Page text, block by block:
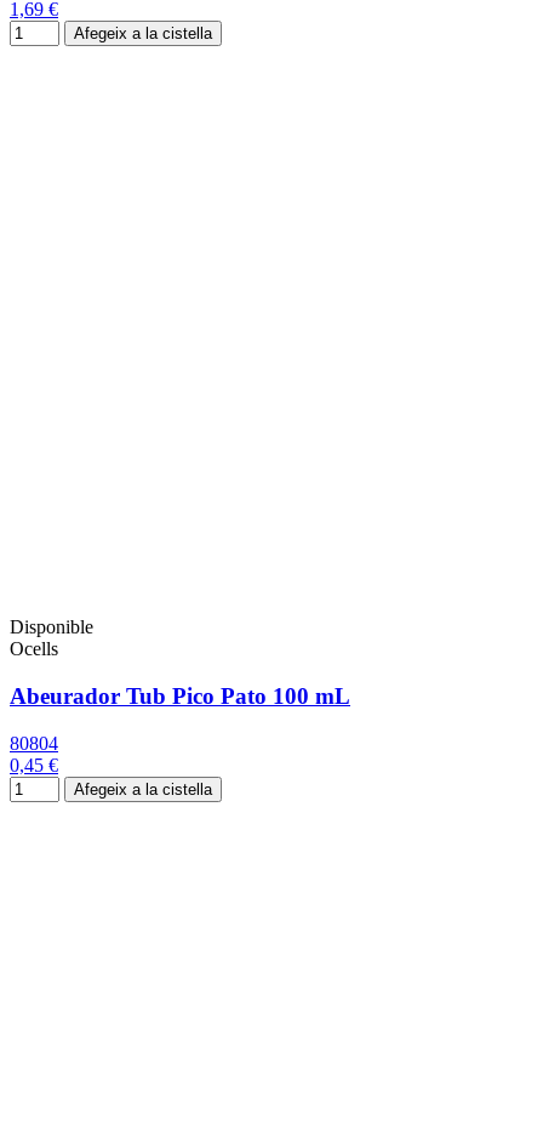
1,69 €
Afegeix a la cistella
Disponible
Ocells
Abeurador Tub Pico Pato 100 mL
80804
0,45 €
Afegeix a la cistella